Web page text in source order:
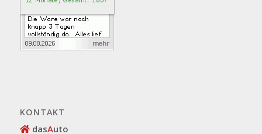
KONTAKT
dasAuto